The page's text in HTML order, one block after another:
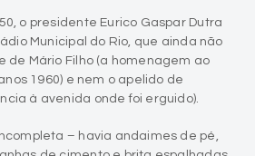
1960) e nem o apelido de
à avenida onde foi erguido).
– havia andaimes de pé,
de cimento e brita espalhadas
da Copa do Mundo, uma